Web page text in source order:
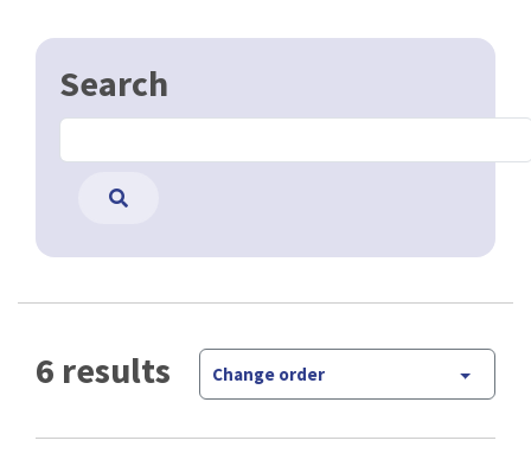
Search
6 results Change order